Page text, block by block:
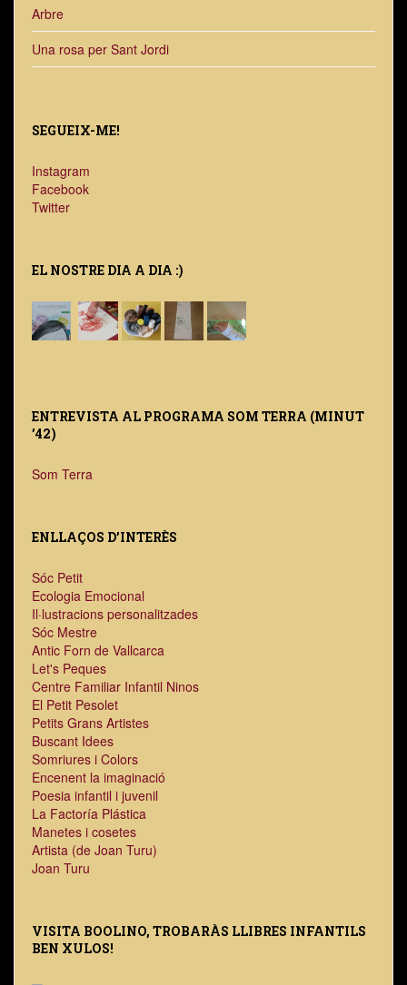
Arbre
Una rosa per Sant Jordi
SEGUEIX-ME!
Instagram
Facebook
Twitter
EL NOSTRE DIA A DIA :)
ENTREVISTA AL PROGRAMA SOM TERRA (MINUT
’42)
Som Terra
ENLLAÇOS D’INTERÈS
Sóc Petit
Ecologia Emocional
Il·lustracions personalitzades
Sóc Mestre
Antic Forn de Vallcarca
Let's Peques
Centre Familiar Infantil Ninos
El Petit Pesolet
Petits Grans Artistes
Buscant Idees
Somriures i Colors
Encenent la imaginació
Poesia infantil i juvenil
La Factoría Plástica
Manetes i cosetes
Artista (de Joan Turu)
Joan Turu
VISITA BOOLINO, TROBARÀS LLIBRES INFANTILS
BEN XULOS!